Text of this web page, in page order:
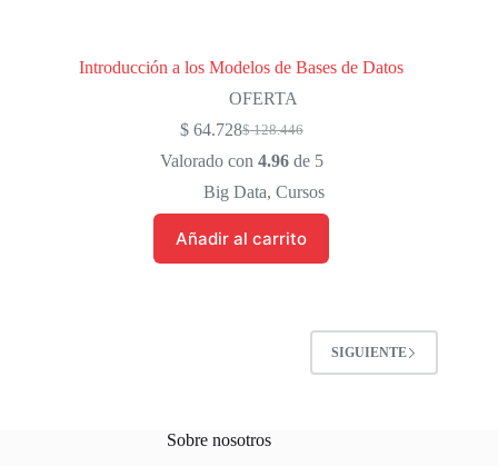
Introducción a los Modelos de Bases de Datos
OFERTA
$128.446
El
precio
era:
$ 128.446.
$64.728El
precio
es:
$ 64.728.
Valorado con 4.96de 5
Big Data, Cursos
Añadir al carrito
SIGUIENTE
Sobre nosotros